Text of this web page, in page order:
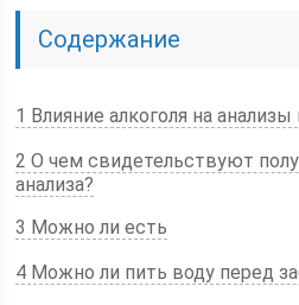
Содержание
1 Влияние алкоголя на анализы
2 О чем свидетельствуют
анализа?
3 Можно ли есть
4 Можно ли пить воду перед